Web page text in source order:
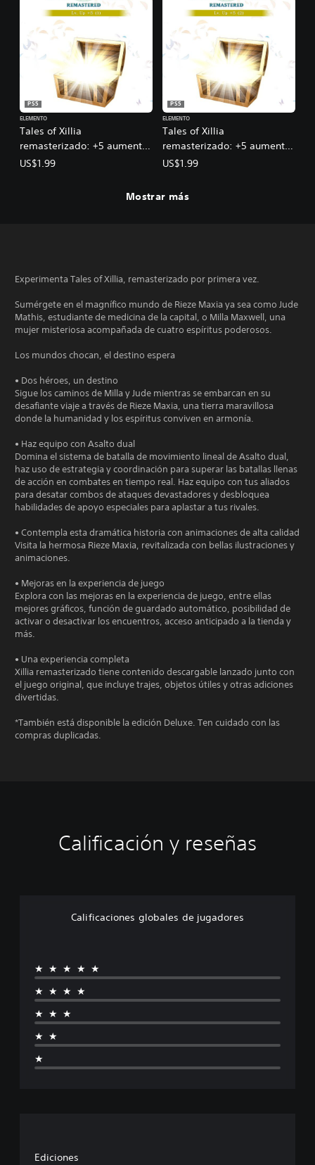
Tales of Xillia
remasterizado: +5 aumentos
de nivel (1)
PS5
ELEMENTO
US$1.99
Tales of Xillia
remasterizado: +5 aumentos
de nivel (2)
PS5
ELEMENTO
US$1.99
Mostrar más
Experimenta Tales of Xillia, remasterizado por primera vez.
Sumérgete en el magnífico mundo de Rieze Maxia ya sea como Jude
Mathis, estudiante de medicina de la capital, o Milla Maxwell, una
mujer misteriosa acompañada de cuatro espíritus poderosos.
Los mundos chocan, el destino espera
• Dos héroes, un destino
Sigue los caminos de Milla y Jude mientras se embarcan en su
desafiante viaje a través de Rieze Maxia, una tierra maravillosa
donde la humanidad y los espíritus conviven en armonía.
• Haz equipo con Asalto dual
Domina el sistema de batalla de movimiento lineal de Asalto dual,
haz uso de estrategia y coordinación para superar las batallas llenas
de acción en combates en tiempo real. Haz equipo con tus aliados
para desatar combos de ataques devastadores y desbloquea
habilidades de apoyo especiales para aplastar a tus rivales.
• Contempla esta dramática historia con animaciones de alta calidad
Visita la hermosa Rieze Maxia, revitalizada con bellas ilustraciones y
animaciones.
• Mejoras en la experiencia de juego
Explora con las mejoras en la experiencia de juego, entre ellas
mejores gráficos, función de guardado automático, posibilidad de
activar o desactivar los encuentros, acceso anticipado a la tienda y
más.
• Una experiencia completa
Xillia remasterizado tiene contenido descargable lanzado junto con
el juego original, que incluye trajes, objetos útiles y otras adiciones
divertidas.
*También está disponible la edición Deluxe. Ten cuidado con las
compras duplicadas.
Calificación y reseñas
Calificaciones globales de jugadores
★★★★★
★★★★
★★★
★★
★
Ediciones